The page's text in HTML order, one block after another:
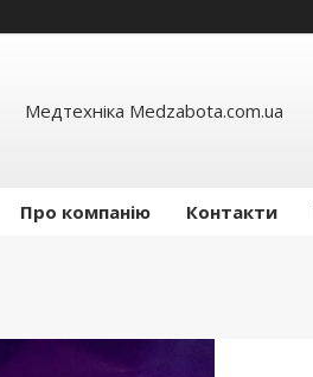
Медтехніка Medzabota.com.ua
Про компанію Контакти